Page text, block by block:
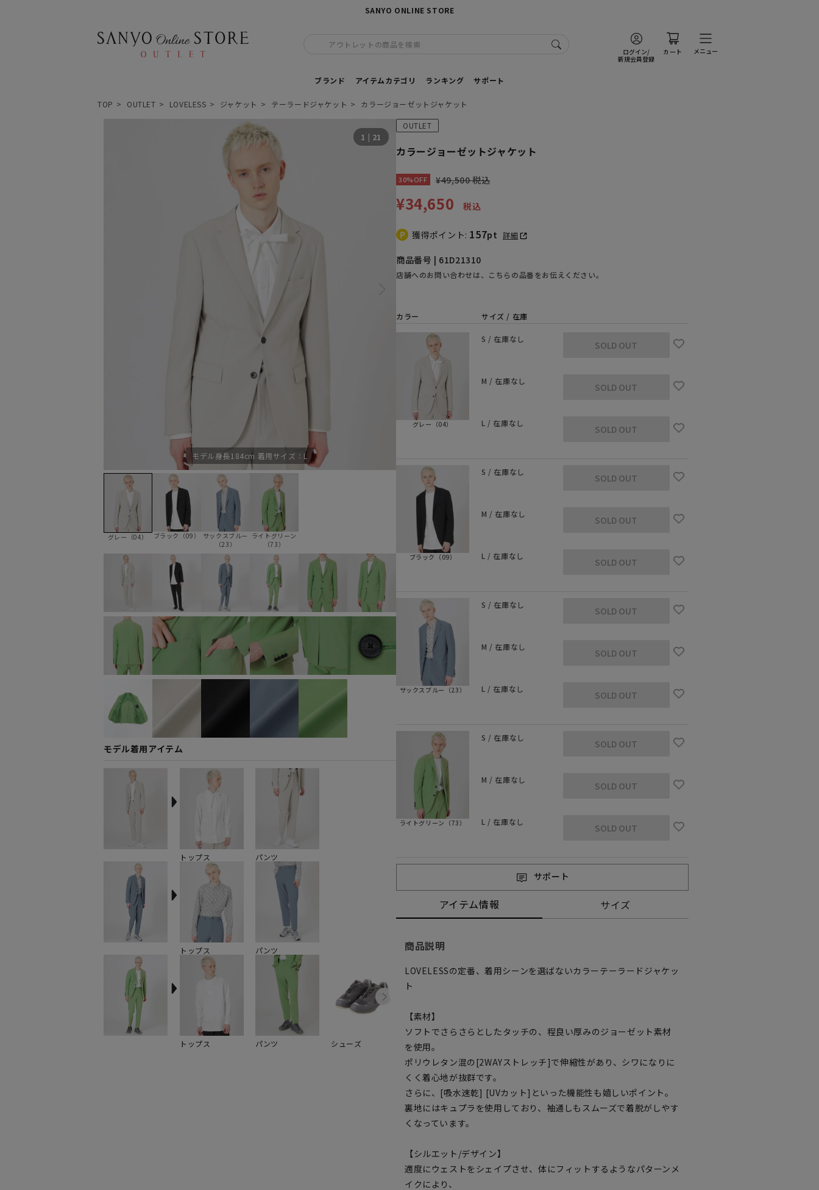
SANYO ONLINE STORE
アウトレットの商品を検索
ログイン/
新規会員登録
カート メニュー
ブランド アイテムカテゴリ ランキング サポート
TOP OUTLET LOVELESS ジャケット テーラードジャケット カラージョーゼットジャケット
モデル身長184cm 着用サイズ：L
1 | 21
グレー（04） ブラック（09）
サックスブルー
（23）
ライトグリーン
（73）
モデル着用アイテム
トップス パンツ
トップス パンツ
トップス パンツ シューズ
OUTLET
カラージョーゼットジャケット
30%OFF ¥49,500 税込
¥34,650 税込
獲得ポイント: 157pt 詳細
商品番号 | 61D21310
店舗へのお問い合わせは、こちらの品番をお伝えください。
カラー サイズ / 在庫
グレー（04）
S / 在庫なし SOLD OUT
M / 在庫なし SOLD OUT
L / 在庫なし SOLD OUT
ブラック（09）
S / 在庫なし SOLD OUT
M / 在庫なし SOLD OUT
L / 在庫なし SOLD OUT
サックスブルー（23）
S / 在庫なし SOLD OUT
M / 在庫なし SOLD OUT
L / 在庫なし SOLD OUT
ライトグリーン（73）
S / 在庫なし SOLD OUT
M / 在庫なし SOLD OUT
L / 在庫なし SOLD OUT
サポート
アイテム情報 サイズ
商品説明
LOVELESSの定番、着用シーンを選ばないカラーテーラードジャケッ
ト
【素材】
ソフトでさらさらとしたタッチの、程良い厚みのジョーゼット素材
を使用。
ポリウレタン混の[2WAYストレッチ]で伸縮性があり、シワになりに
くく着心地が抜群です。
さらに、[吸水速乾] [UVカット]といった機能性も嬉しいポイント。
裏地にはキュプラを使用しており、袖通しもスムーズで着脱がしやす
くなっています。
【シルエット/デザイン】
適度にウェストをシェイプさせ、体にフィットするようなパターンメ
イクにより、